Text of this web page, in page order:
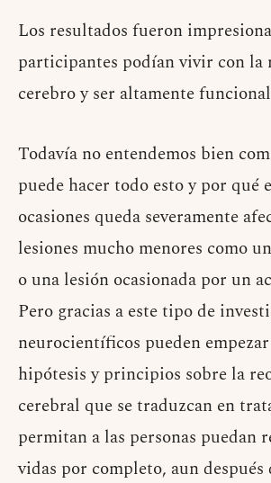
Los resultados fueron
participantes podían vivir con la
cerebro y ser altamente
Todavía no entendemos bien
puede hacer todo esto y por qué
ocasiones queda severamente
lesiones mucho menores como
o una lesión ocasionada por un
Pero gracias a este tipo de
neurocientíficos pueden
hipótesis y principios sobre la
cerebral que se traduzcan en
permitan a las personas puedan
vidas por completo, aun después